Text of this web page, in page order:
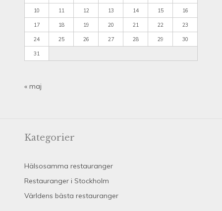
10 11 12 13 14 15 16
17 18 19 20 21 22 23
24 25 26 27 28 29 30
31
« maj
Kategorier
Hälsosamma restauranger
Restauranger i Stockholm
Världens bästa restauranger